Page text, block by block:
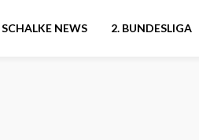
SCHALKE NEWS 2. BUNDESLIGA